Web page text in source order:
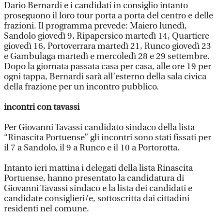
Dario Bernardi e i candidati in consiglio intanto
proseguono il loro tour porta a porta del centro e delle
frazioni. Il programma prevede: Maiero lunedì,
Sandolo giovedì 9, Ripapersico martedì 14, Quartiere
giovedì 16, Portoverrara martedì 21, Runco giovedì 23
e Gambulaga martedì e mercoledì 28 e 29 settembre.
Dopo la giornata passata casa per casa, alle ore 19 per
ogni tappa, Bernardi sarà all’esterno della sala civica
della frazione per un incontro pubblico.
incontri con tavassi
Per Giovanni Tavassi candidato sindaco della lista
“Rinascita Portuense” gli incontri sono stati fissati per
il 7 a Sandolo, il 9 a Runco e il 10 a Portorotta.
Intanto ieri mattina i delegati della lista Rinascita
Portuense, hanno presentato la candidatura di
Giovanni Tavassi sindaco e la lista dei candidati e
candidate consiglieri/e, sottoscritta dai cittadini
residenti nel comune.